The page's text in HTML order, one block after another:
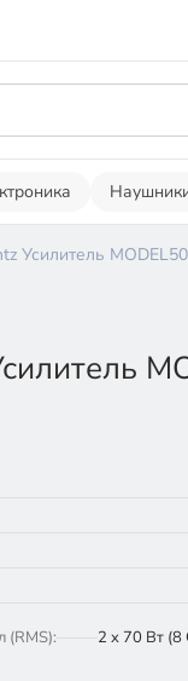
Усилитель
(RMS):
2 x 70 Вт